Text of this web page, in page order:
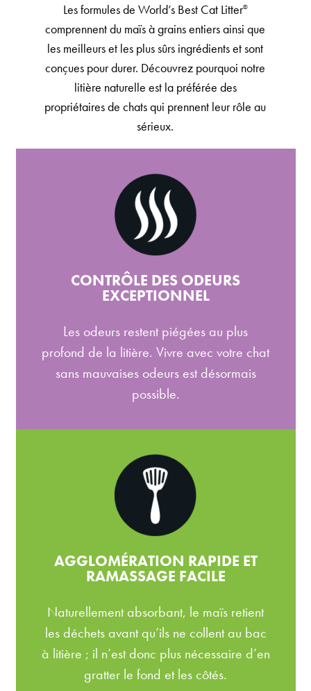
Les formules de World’s Best Cat Litter®
comprennent du maïs à grains entiers ainsi que
les meilleurs et les plus sûrs ingrédients et sont
conçues pour durer. Découvrez pourquoi notre
litière naturelle est la préférée des
propriétaires de chats qui prennent leur rôle au
sérieux.
CONTRÔLE DES ODEURS
EXCEPTIONNEL
Les odeurs restent piégées au plus
profond de la litière. Vivre avec votre chat
sans mauvaises odeurs est désormais
possible.
AGGLOMÉRATION RAPIDE ET
RAMASSAGE FACILE
Naturellement absorbant, le maïs retient
les déchets avant qu’ils ne collent au bac
à litière ; il n’est donc plus nécessaire d’en
gratter le fond et les côtés.